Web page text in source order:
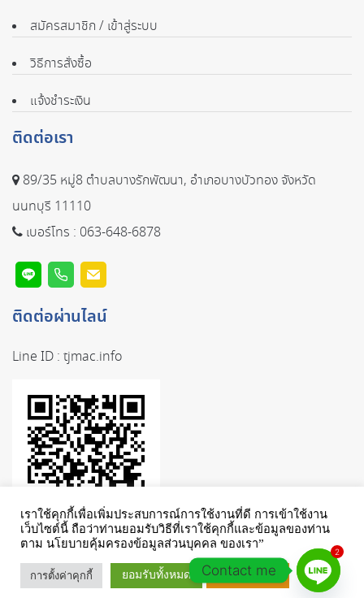
สมัครสมาชิก / เข้าสู่ระบบ
วิธีการสั่งซื้อ
แจ้งชำระเงิน
ติดต่อเรา
89/35 หมู่8 ตำบลบางรักพัฒนา, อำเภอบางบัวทอง จังหวัด
นนทบุรี 11110
เบอร์โทร : 063-648-6878
ติดต่อผ่านไลน์
Line ID : tjmac.info
© TJMAC. ALL RIGHTS RESERVED
เราใช้คุกกี้เพื่อเพิ่มประสบการณ์การใช้งานที่ดี การเข้าใช้งาน
เว็บไซต์นี้ ถือว่าท่านยอมรับวิธีที่เราใช้คุกกี้และข้อมูลของท่าน
ตาม นโยบายคุ้มครองข้อมูลส่วนบุคคล ของเรา”
การตั้งค่าคุกกี้ ยอมรับทั้งหมด เรียนรู้เพิ่มเติม
2
Contact me